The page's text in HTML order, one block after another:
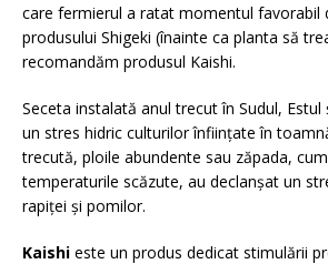
care fermierul a ratat momentul favorabil
produsului Shigeki (înainte ca planta să
recomandăm produsul Kaishi.
Seceta instalată anul trecut în Sudul,
un stres hidric culturilor înființate în
trecută, ploile abundente sau zăpada,
temperaturile scăzute, au declanșat un
rapiței și pomilor.
Kaishi este un produs dedicat stimulării